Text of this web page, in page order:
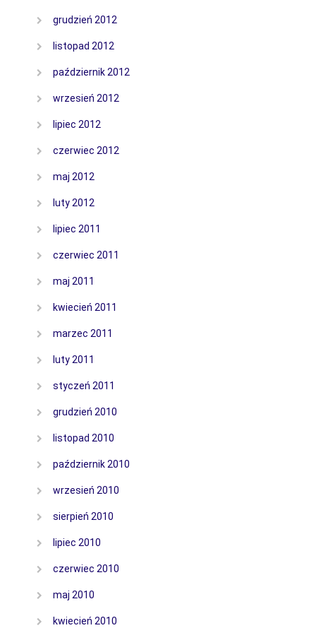
grudzień 2012
listopad 2012
październik 2012
wrzesień 2012
lipiec 2012
czerwiec 2012
maj 2012
luty 2012
lipiec 2011
czerwiec 2011
maj 2011
kwiecień 2011
marzec 2011
luty 2011
styczeń 2011
grudzień 2010
listopad 2010
październik 2010
wrzesień 2010
sierpień 2010
lipiec 2010
czerwiec 2010
maj 2010
kwiecień 2010